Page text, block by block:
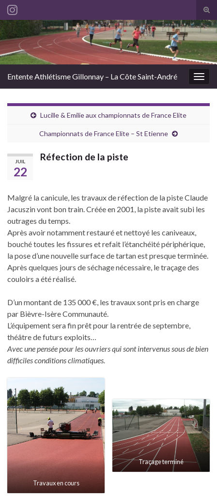
Search for:
Entente Athlétisme Gillonnay – La Côte Saint-André
Lucille & Emilie aux championnats de France Elite
Championnats de France Elite – St Etienne
JUIL
22
Réfection de la piste
Malgré la canicule, les travaux de réfection de la piste Claude
Jacuszin vont bon train. Créée en 2001, la piste avait subi les
outrages du temps.
Après avoir notamment restauré et nettoyé les caniveaux,
bouché toutes les fissures et refait l’étanchéité périphérique,
la pose d’une nouvelle surface de tartan est presque terminée.
Après quelques jours de séchage nécessaire, le traçage des
couloirs a été réalisé.
D’un montant de 135 000 €, les travaux sont pris en charge
par Bièvre-Isère Communauté.
L’équipement sera fin prêt pour la rentrée de septembre,
théâtre de futurs exploits…
Avec une pensée pour les ouvriers qui sont intervenus sous de bien
difficiles conditions climatiques.
Travaux en cours
Traçage terminé